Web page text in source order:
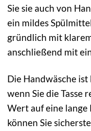
Sie sie auch von
ein mildes
gründlich mit
anschließend mit
Die Handwäsche
wenn Sie die Tasse
Wert auf eine lange
können Sie